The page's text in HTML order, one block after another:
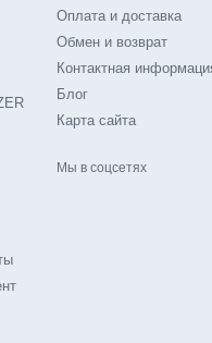
Оплата и доставка
Обмен и возврат
Контактная
Блог
Карта сайта
Мы в соцсетях